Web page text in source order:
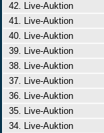
42. Live-Auktion
41. Live-Auktion
40. Live-Auktion
39. Live-Auktion
38. Live-Auktion
37. Live-Auktion
36. Live-Auktion
35. Live-Auktion
34. Live-Auktion